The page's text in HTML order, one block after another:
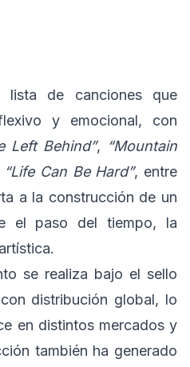
lista de canciones que
y emocional, con
Left Behind”, “Mountain
“Life Can Be Hard”, entre
a la construcción de un
el paso del tiempo, la
se realiza bajo el sello
distribución global, lo
en distintos mercados y
también ha generado